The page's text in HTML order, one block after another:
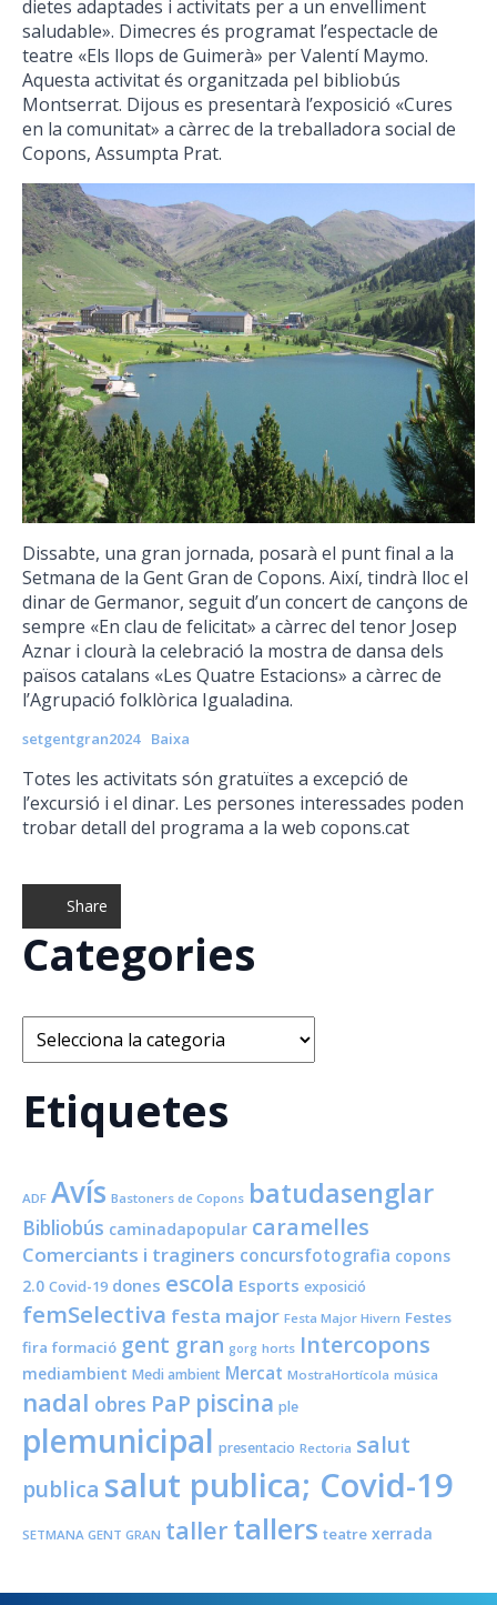
dietes adaptades i activitats per a un envelliment
saludable». Dimecres és programat l’espectacle de
teatre «Els llops de Guimerà» per Valentí Maymo.
Aquesta activitat és organitzada pel bibliobús
Montserrat. Dijous es presentarà l’exposició «Cures
en la comunitat» a càrrec de la treballadora social de
Copons, Assumpta Prat.
Dissabte, una gran jornada, posarà el punt final a la
Setmana de la Gent Gran de Copons. Així, tindrà lloc el
dinar de Germanor, seguit d’un concert de cançons de
sempre «En clau de felicitat» a càrrec del tenor Josep
Aznar i clourà la celebració la mostra de dansa dels
països catalans «Les Quatre Estacions» a càrrec de
l’Agrupació folklòrica Igualadina.
setgentgran2024 Baixa
Totes les activitats són gratuïtes a excepció de
l’excursió i el dinar. Les persones interessades poden
trobar detall del programa a la web copons.cat
Share
Categories
Categories
Etiquetes
ADF Avís Bastoners de Copons batudasenglar
Bibliobús caminadapopular caramelles
Comerciants i traginers concursfotografia copons
2.0 Covid-19 dones escola Esports exposició
femSelectiva festa major Festa Major Hivern Festes
fira formació gent gran gorg horts Intercopons
mediambient Medi ambient Mercat MostraHortícola música
nadal obres PaP piscina ple
plemunicipal presentacio Rectoria salut
publica salut publica; Covid-19
SETMANA GENT GRAN taller tallers teatre xerrada